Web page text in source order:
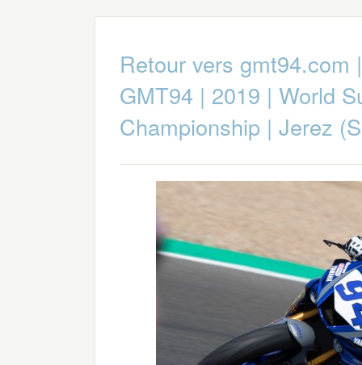
Retour vers gmt94.com
GMT94 | 2019 | World
Championship | Jerez